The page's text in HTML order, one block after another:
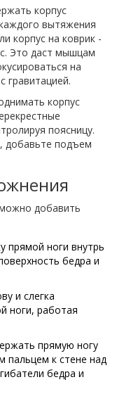
корпус
вытяжения
корпус на коврик -
Это даст мышцам
на
гравитацией.
корпус
поясницу.
добавьте подъем
добавить
прямой ноги внутрь
бедра и
и слегка
ноги, работая
прямую ногу
пальцем к стене над
бедра и